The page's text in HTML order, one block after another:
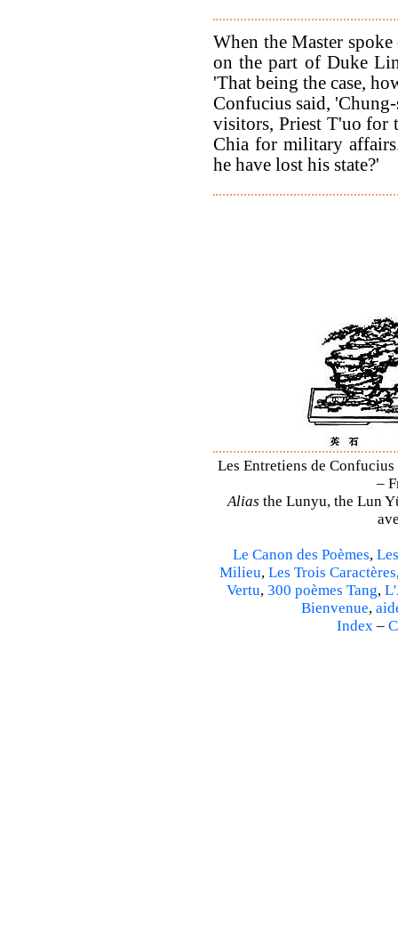
When the Master
on the part of Duke
'That being the case,
Confucius said,
visitors, Priest T'uo for
Chia for military
he have lost his state?'
Les Entretiens de
–
Alias the Lunyu, the Lun
Le Canon des Poèmes,
Milieu, Les Trois Caractères
Vertu, 300 poèmes Tang,
Bienvenue,
Index –